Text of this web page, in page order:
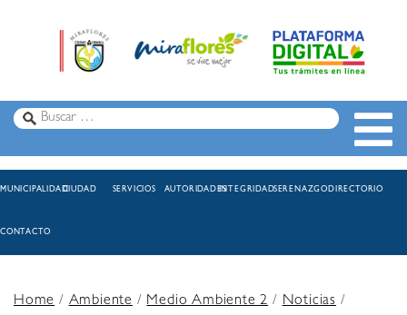
MUNICIPALIDADCIUDAD SERVICIOS AUTORIDADESINTEGRIDADSERENAZGODIRECTORIO
CONTACTO
Home/Ambiente /Medio Ambiente 2/Noticias /